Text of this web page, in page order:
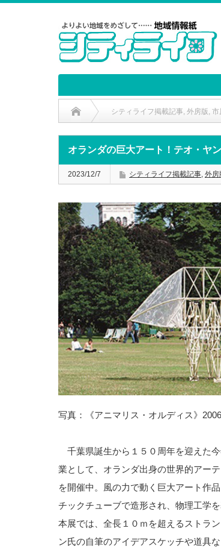
シティライフ掲載記事, 外房版 , 市
オランダの巨大アート！テオ・ヤ
2023/12/7 シティライフ掲載記事, 外房
写真：《アニマリス・オルディス》
千葉県誕生から１５０周年を迎えた
業として、オランダ出身の世界的アー
を開催中。風の力で動く巨大アート作
チックチューブで造形され、物理工学
本展では、全長１０ｍを超えるストラ
ン氏の自筆のアイデアスケッチや道具